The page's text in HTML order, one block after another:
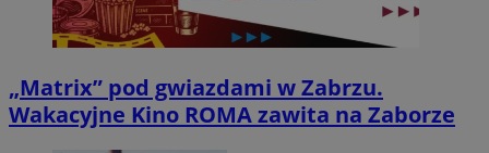
„Matrix” pod gwiazdami w Zabrzu.
Wakacyjne Kino ROMA zawita na Zaborze